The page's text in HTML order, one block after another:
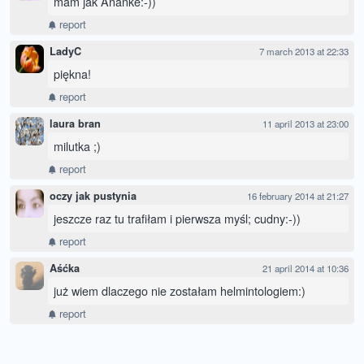
report
LadyC 7 march 2013 at 22:33
piękna!
report
laura bran 11 april 2013 at 23:00
milutka ;)
report
oczy jak pustynia 16 february 2014 at 21:27
jeszcze raz tu trafiłam i pierwsza myśl; cudny:-))
report
Aśćka 21 april 2014 at 10:36
już wiem dlaczego nie zostałam helmintologiem:)
report